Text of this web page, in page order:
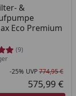
Preis
&
Eco Premium
(9)
am Lager
-25% UVP774,95 €
575,99 €